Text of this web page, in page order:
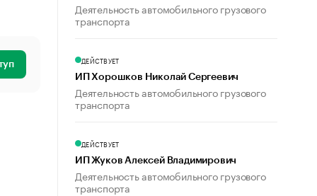
Деятельность автомобильного грузового
транспорта
ДЕЙСТВУЕТ
ИП Хорошков Николай Сергеевич
Деятельность автомобильного грузового
транспорта
ДЕЙСТВУЕТ
ИП Жуков Алексей Владимирович
Деятельность автомобильного грузового
транспорта